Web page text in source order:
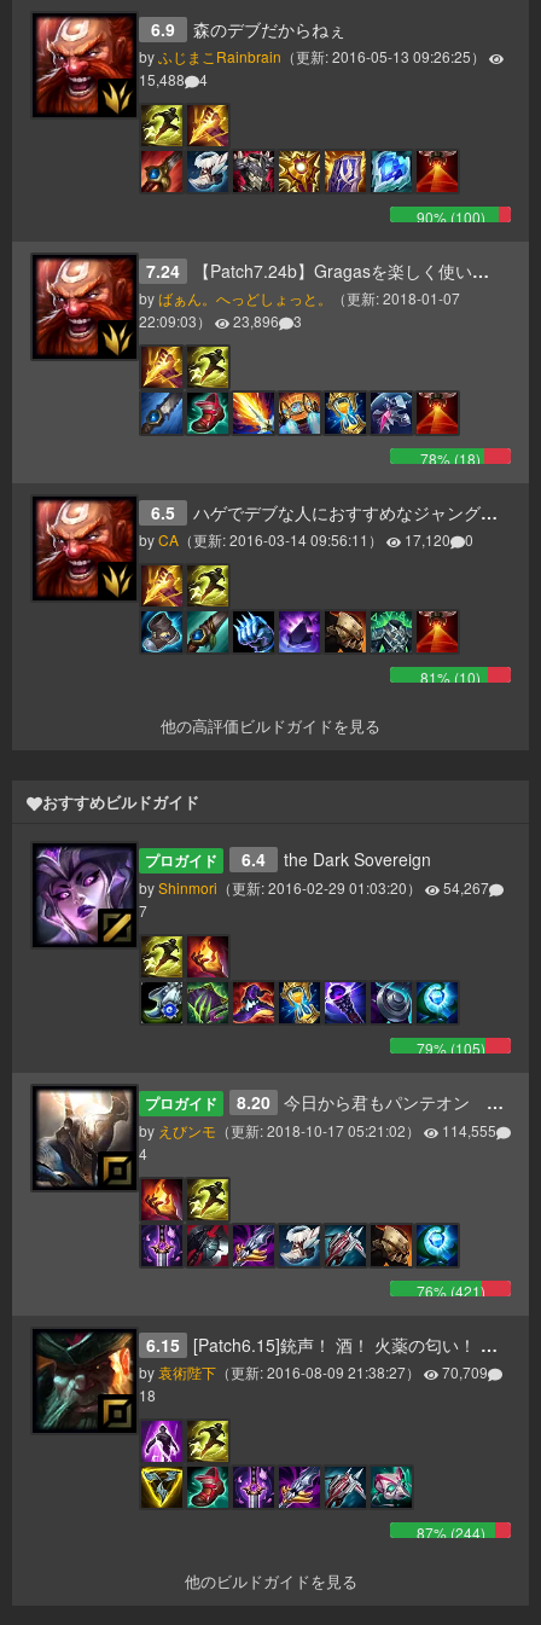
6.9 森のデブだからねぇ
byふじまこRainbrain （更新:2016-05-13 09:26:25）
15,488
4
90% (100)
7.24 【Patch7.24b】Gragasを楽しく使いたい人の為の詳細ガイド
byばぁん。へっどしょっと。 （更新:2018-01-07
22:09:03） 23,896 3
78% (18)
6.5 ハゲでデブな人におすすめなジャングルです
byCA （更新:2016-03-14 09:56:11 ） 17,120 0
81% (10)
他の高評価ビルドガイドを見る
おすすめビルドガイド
プロガイド 6.4 the Dark Sovereign
byShinmori （更新:2016-02-29 01:03:20）
54,267
7
79% (105)
プロガイド 8.20 今日から君もパンテオン 更新8.20
by えびンモ （更新:2018-10-17 05:21:02）
114,555
4
76% (421)
6.15 [Patch6.15]銃声！ 酒！ 火薬の匂い！ そして一斉砲撃のお知らせだ！ ヤーハハーハー！
by袁術陛下 （更新:2016-08-09 21:38:27）
70,709
18
87% (244)
他のビルドガイドを見る